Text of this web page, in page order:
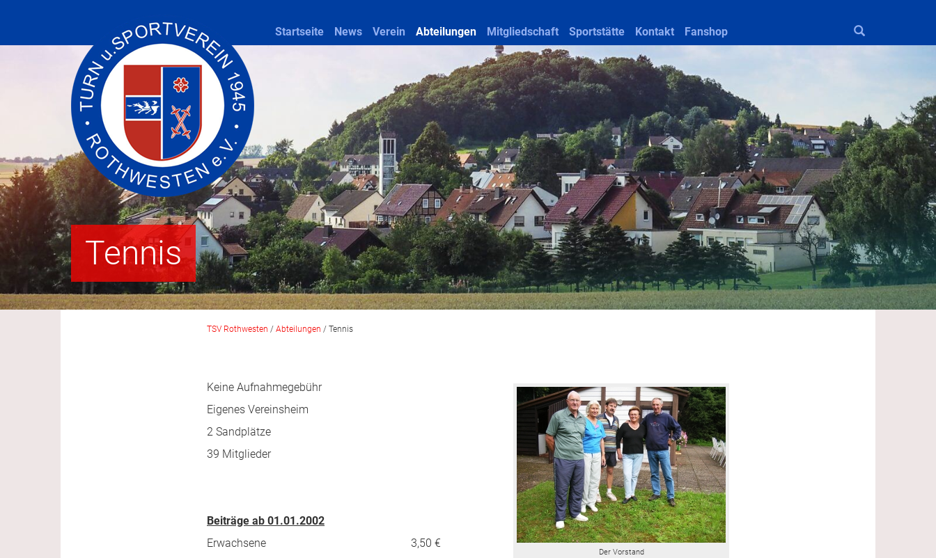
Startseite News Verein Abteilungen Mitgliedschaft Sportstätte Kontakt Fanshop
Tennis
TSV Rothwesten / Abteilungen / Tennis
Der Vorstand
Keine Aufnahmegebühr
Eigenes Vereinsheim
2 Sandplätze
39 Mitglieder
Beiträge ab 01.01.2002
Erwachsene 3,50 €